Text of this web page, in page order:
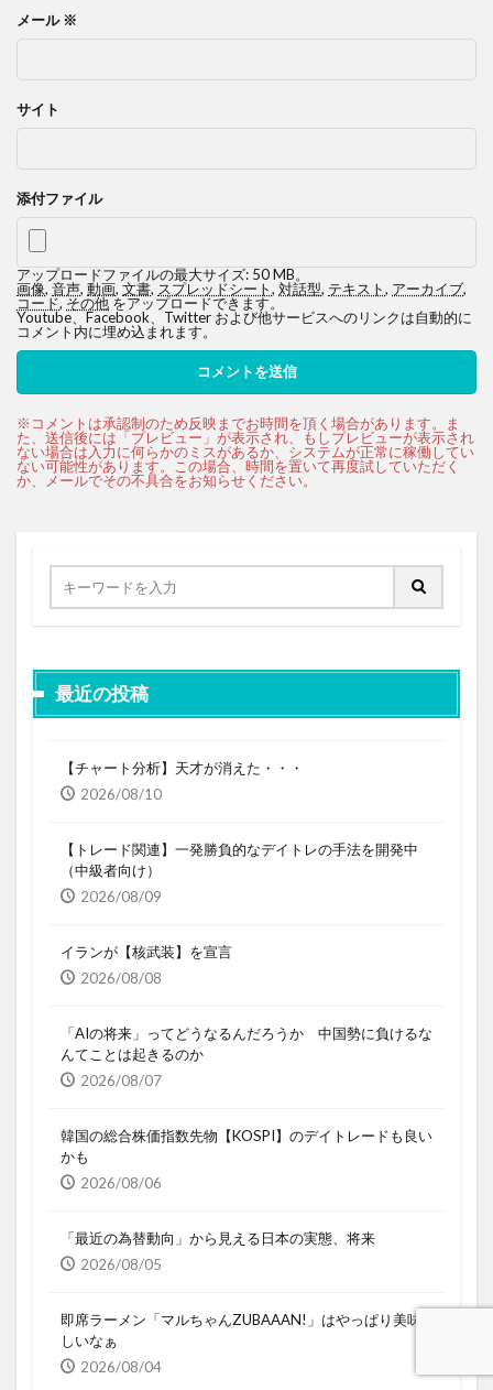
メール ※
サイト
添付ファイル
アップロードファイルの最大サイズ: 50 MB。
画像, 音声, 動画, 文書, スプレッドシート, 対話型, テキスト, アーカイブ,
コード,その他をアップロードできます。
Youtube、Facebook、Twitter および他サービスへのリンクは自動的に
コメント内に埋め込まれます。
最近の投稿
【チャート分析】天才が消えた・・・
2026/08/10
【トレード関連】一発勝負的なデイトレの手法を開発中
（中級者向け）
2026/08/09
イランが【核武装】を宣言
2026/08/08
「AIの将来」ってどうなるんだろうか 中国勢に負けるな
んてことは起きるのか
2026/08/07
韓国の総合株価指数先物【KOSPI】のデイトレードも良い
かも
2026/08/06
「最近の為替動向」から見える日本の実態、将来
2026/08/05
即席ラーメン「マルちゃんZUBAAAN!」はやっぱり美味
しいなぁ
2026/08/04